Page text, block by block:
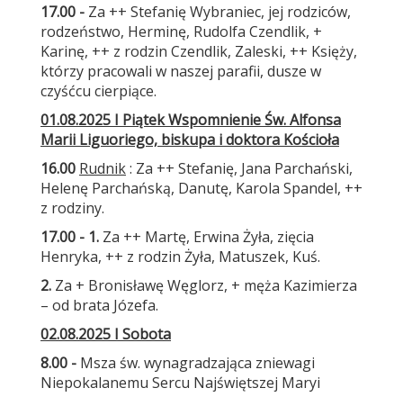
17.00 - Za ++ Stefanię Wybraniec, jej rodziców,
rodzeństwo, Herminę, Rudolfa Czendlik, +
Karinę, ++ z rodzin Czendlik, Zaleski, ++ Księży,
którzy pracowali w naszej parafii, dusze w
czyśćcu cierpiące.
01.08.2025 I Piątek Wspomnienie Św. Alfonsa
Marii Liguoriego, biskupa i doktora Kościoła
16.00 Rudnik: Za ++ Stefanię, Jana Parchański,
Helenę Parchańską, Danutę, Karola Spandel, ++
z rodziny.
17.00 - 1. Za ++ Martę, Erwina Żyła, zięcia
Henryka, ++ z rodzin Żyła, Matuszek, Kuś.
2. Za + Bronisławę Węglorz, + męża Kazimierza
– od brata Józefa.
02.08.2025 I Sobota
8.00 - Msza św. wynagradzająca zniewagi
Niepokalanemu Sercu Najświętszej Maryi